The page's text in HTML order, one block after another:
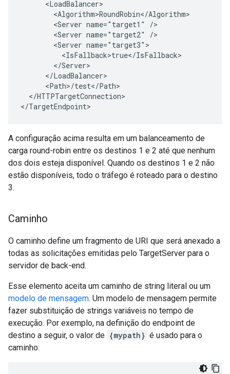
      <LoadBalancer>
        <Algorithm>RoundRobin</Algorithm>
        <Server name="target1" />
        <Server name="target2" />
        <Server name="target3">
          <IsFallback>true</IsFallback>
        </Server>
      </LoadBalancer>
      <Path>/test</Path>
  </HTTPTargetConnection>
</TargetEndpoint>
A configuração acima resulta em um balanceamento de
carga round-robin entre os destinos 1 e 2 até que nenhum
dos dois esteja disponível. Quando os destinos 1 e 2 não
estão disponíveis, todo o tráfego é roteado para o destino
3.
Caminho
O caminho define um fragmento de URI que será anexado a
todas as solicitações emitidas pelo TargetServer para o
servidor de back-end.
Esse elemento aceita um caminho de string literal ou um
modelo de mensagem. Um modelo de mensagem permite
fazer substituição de strings variáveis no tempo de
execução. Por exemplo, na definição do endpoint de
destino a seguir, o valor de {mypath} é usado para o
caminho: